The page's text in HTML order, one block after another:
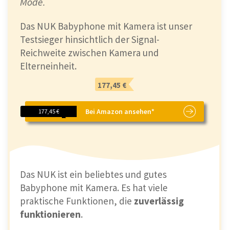
Das NUK Babyphone mit Kamera ist unser
Testsieger hinsichtlich der Signal-
Reichweite zwischen Kamera und
Elterneinheit.
177,45 €
Bei Amazon ansehen*
177,45 €
Das NUK ist ein beliebtes und gutes
Babyphone mit Kamera. Es hat viele
praktische Funktionen, die zuverlässig
funktionieren.